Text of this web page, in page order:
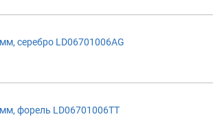
серебро LD06701006AG
форель LD06701006TT